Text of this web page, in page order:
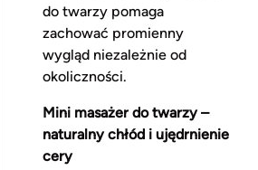
do twarzy pomaga
zachować promienny
wygląd niezależnie od
okoliczności.
Mini masażer do twarzy –
naturalny chłód i ujędrnienie
cery